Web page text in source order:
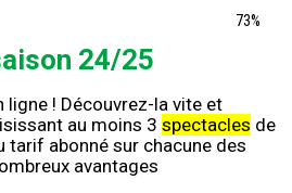
73%
24/25
! Découvrez-la vite et
au moins 3 spectacles de
tarif abonné sur chacune des
avantages